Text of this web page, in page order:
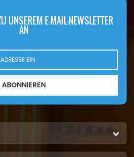
UNSEREM E-MAIL-NEWSLETTER
AN
ABONNIEREN